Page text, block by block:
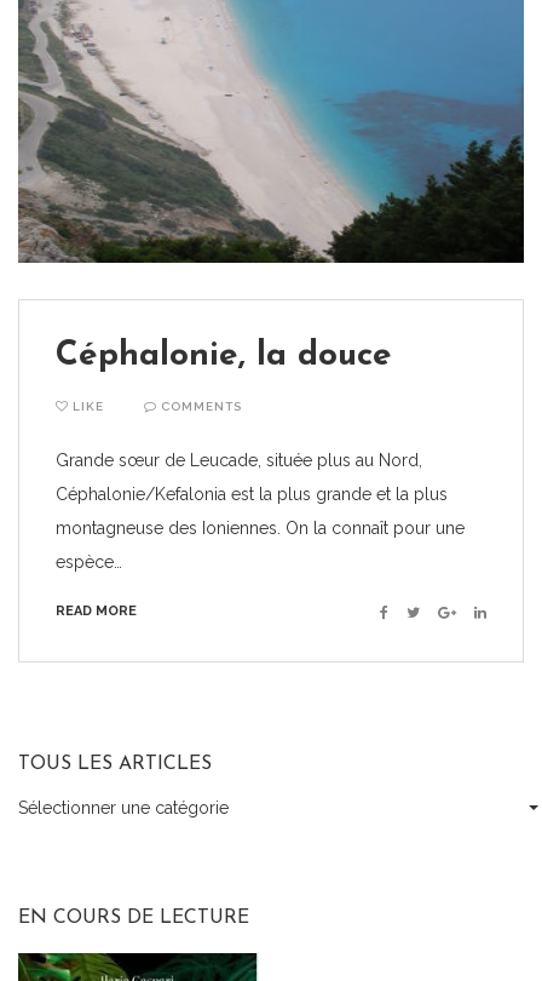
Céphalonie, la douce
LIKE COMMENTS
Grande sœur de Leucade, située plus au Nord,
Céphalonie/Kefalonia est la plus grande et la plus
montagneuse des Ioniennes. On la connaît pour une
espèce…
READ MORE Facebook
TwitterGoogle+Linkedin
TOUS LES ARTICLES
Tous
Sélectionner une catégorie
EN COURS DE LECTURE